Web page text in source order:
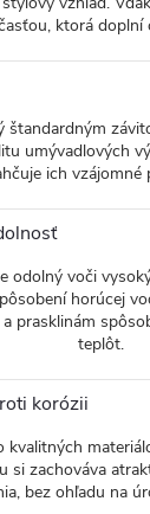
ktorá doplní
štandardným
umývadlových
ich vzájomné
odolný voči
horúcej
prasklinám
teplôt.
korózii
kvalitných
si zachováva
bez ohľadu na